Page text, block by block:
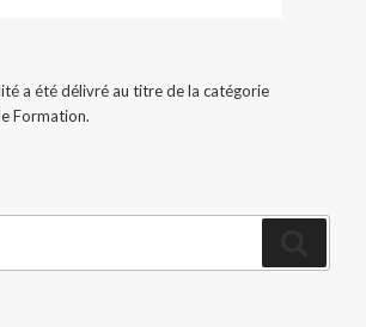
a été délivré au titre de la catégorie
Formation.